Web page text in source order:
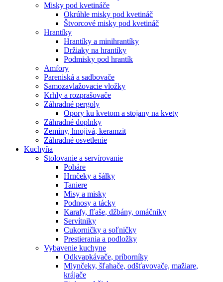
Misky pod kvetináče
Okrúhle misky pod kvetináč
Štvorcové misky pod kvetináč
Hrantíky
Hrantíky a minihrantíky
Držiaky na hrantíky
Podmisky pod hrantík
Amfory
Pareniská a sadbovače
Samozavlažovacie vložky
Krhly a rozprašovače
Záhradné pergoly
Opory ku kvetom a stojany na kvety
Záhradné doplnky
Zeminy, hnojivá, keramzit
Záhradné osvetlenie
Kuchyňa
Stolovanie a servírovanie
Poháre
Hrnčeky a šálky
Taniere
Misy a misky
Podnosy a tácky
Karafy, fľaše, džbány, omáčniky
Servítniky
Cukorničky a soľničky
Prestierania a podložky
Vybavenie kuchyne
Odkvapkávače, príborníky
Mlynčeky, šľahače, odšťavovače, mažiare,
krájače